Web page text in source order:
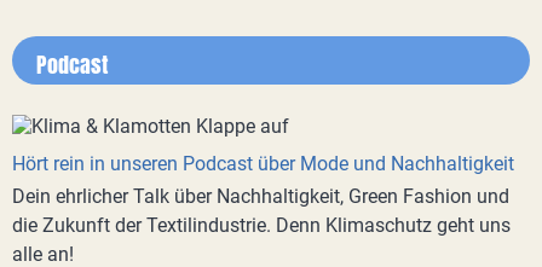
Podcast
Hört rein in unseren Podcast über Mode und Nachhaltigkeit
Dein ehrlicher Talk über Nachhaltigkeit, Green Fashion und
die Zukunft der Textilindustrie. Denn Klimaschutz geht uns
alle an!